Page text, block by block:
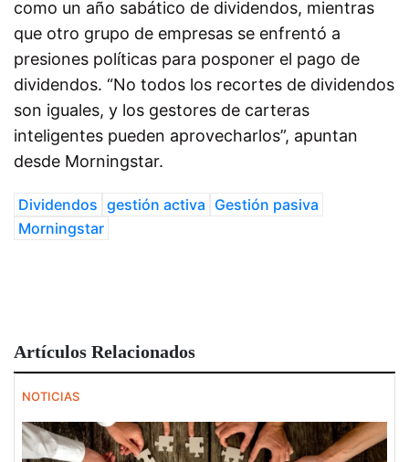
como un año sabático de dividendos, mientras
que otro grupo de empresas se enfrentó a
presiones políticas para posponer el pago de
dividendos. “No todos los recortes de dividendos
son iguales, y los gestores de carteras
inteligentes pueden aprovecharlos”, apuntan
desde Morningstar.
Dividendos gestión activa Gestión pasiva
Morningstar
Artículos Relacionados
NOTICIAS